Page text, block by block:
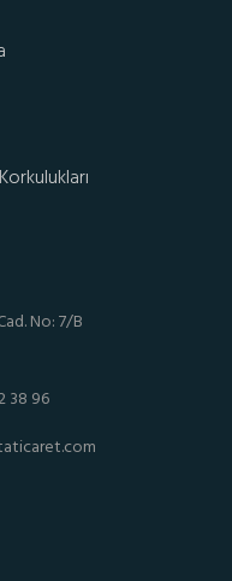
No: 7/B
38 96